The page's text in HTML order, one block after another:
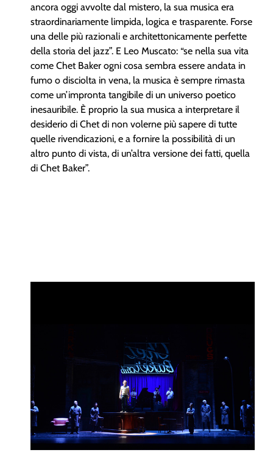
ancora oggi avvolte dal mistero, la sua musica era
straordinariamente limpida, logica e trasparente. Forse
una delle più razionali e architettonicamente perfette
della storia del jazz”. E Leo Muscato: “se nella sua vita
come Chet Baker ogni cosa sembra essere andata in
fumo o disciolta in vena, la musica è sempre rimasta
come un’impronta tangibile di un universo poetico
inesauribile. È proprio la sua musica a interpretare il
desiderio di Chet di non volerne più sapere di tutte
quelle rivendicazioni, e a fornire la possibilità di un
altro punto di vista, di un’altra versione dei fatti, quella
di Chet Baker”.